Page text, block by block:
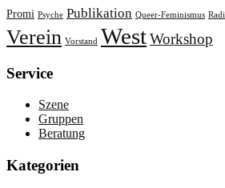
Promi Psyche Publikation Queer-Feminismus
Verein Vorstand WestWorkshop
Service
Szene
Gruppen
Beratung
Kategorien